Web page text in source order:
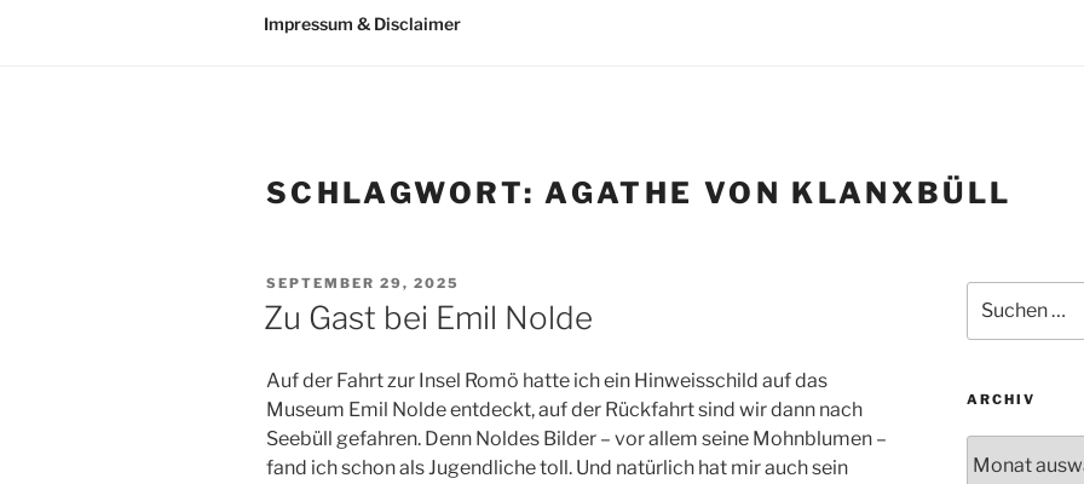
Impressum & Disclaimer
SCHLAGWORT:AGATHE VON KLANXBÜLL
VERÖFFENTLICHT
AM
SEPTEMBER 29, 2025
Zu Gast bei Emil Nolde
Auf der Fahrt zur Insel Romö hatte ich ein Hinweisschild auf das
Museum Emil Nolde entdeckt, auf der Rückfahrt sind wir dann nach
Seebüll gefahren. Denn Noldes Bilder – vor allem seine Mohnblumen –
fand ich schon als Jugendliche toll. Und natürlich hat mir auch sein
nach:
ARCHIV